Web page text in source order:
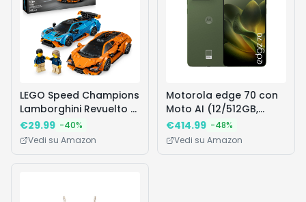
LEGO Speed Champions
Lamborghini Revuelto e
Huracán STO - Modellini
di Auto da Corsa -
con 2 Minifigure dei
€29.99 -40%
Vedi su Amazon
Motorola edge 70 con
Moto AI (12/512GB,
Tripla fotocamera da
50MP+flicker sensor,
€414.99 -48%
Vedi su Amazon